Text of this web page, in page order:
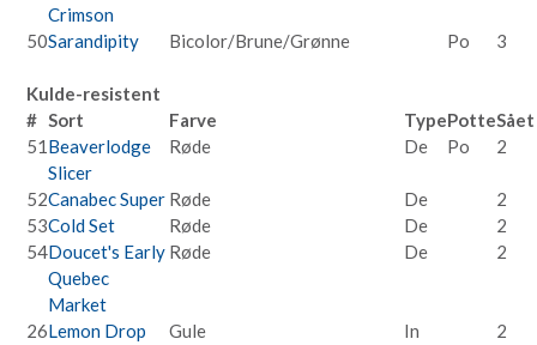
Crimson
50Sarandipity Bicolor/Brune/Grønne Po 3
Kulde-resistent
# Sort Farve TypePotteSået
51Beaverlodge
Slicer
Røde De Po 2
52Canabec Super Røde De
2
53Cold Set Røde De
2
54Doucet's Early
Quebec
Market
Røde De 2
26Lemon Drop Gule In
2